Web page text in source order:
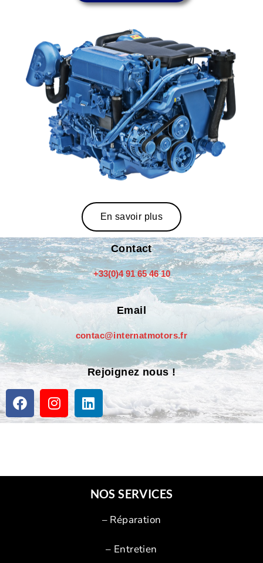
En savoir plus
Contact
+33(0)4 91 65 46 10
Email
contac@internatmotors.fr
Rejoignez nous !
NOS SERVICES
– Réparation
– Entretien